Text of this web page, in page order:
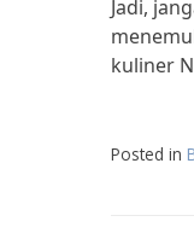
Jadi,
kuliner
Posted in